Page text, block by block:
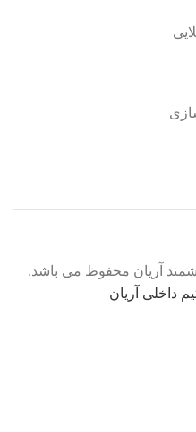
آریان محفوظ می باشد.
داخلی آریان